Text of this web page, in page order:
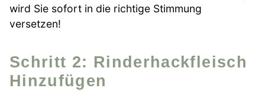
wird Sie sofort in die richtige Stimmung
versetzen!
Schritt 2: Rinderhackfleisch
Hinzufügen